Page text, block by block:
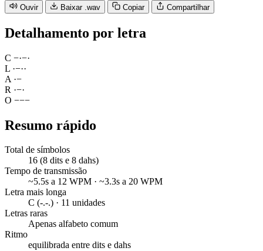
Ouvir Baixar .wav Copiar Compartilhar
Detalhamento por letra
C −·−·
L ·−··
A ·−
R ·−·
O −−−
Resumo rápido
Total de símbolos
16 (8 dits e 8 dahs)
Tempo de transmissão
~5.5s a 12 WPM · ~3.3s a 20 WPM
Letra mais longa
C (-.-.) · 11 unidades
Letras raras
Apenas alfabeto comum
Ritmo
equilibrada entre dits e dahs